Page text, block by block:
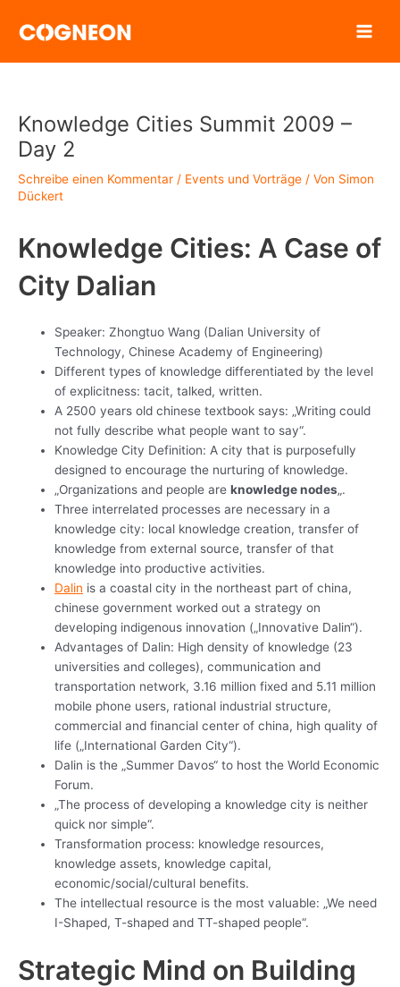
Inhalt
Knowledge Cities Summit 2009 –
Day 2
Schreibe einen Kommentar / Events und Vorträge / Von Simon
Dückert
Knowledge Cities: A Case of
City Dalian
Speaker: Zhongtuo Wang (Dalian University of
Technology, Chinese Academy of Engineering)
Different types of knowledge differentiated by the level
of explicitness: tacit, talked, written.
A 2500 years old chinese textbook says: „Writing could
not fully describe what people want to say“.
Knowledge City Definition: A city that is purposefully
designed to encourage the nurturing of knowledge.
„Organizations and people areknowledge nodes„.
Three interrelated processes are necessary in a
knowledge city: local knowledge creation, transfer of
knowledge from external source, transfer of that
knowledge into productive activities.
Dalin is a coastal city in the northeast part of china,
chinese government worked out a strategy on
developing indigenous innovation („Innovative Dalin“).
Advantages of Dalin: High density of knowledge (23
universities and colleges), communication and
transportation network, 3.16 million fixed and 5.11 million
mobile phone users, rational industrial structure,
commercial and financial center of china, high quality of
life („International Garden City“).
Dalin is the „Summer Davos“ to host the World Economic
Forum.
„The process of developing a knowledge city is neither
quick nor simple“.
Transformation process: knowledge resources,
knowledge assets, knowledge capital,
economic/social/cultural benefits.
The intellectual resource is the most valuable: „We need
I-Shaped, T-shaped and TT-shaped people“.
Strategic Mind on Building